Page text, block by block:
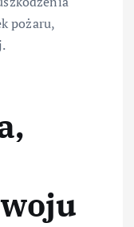
pożaru,